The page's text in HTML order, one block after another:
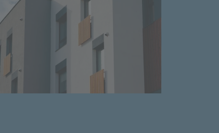
Gyorskötő beton kerti munkákhoz
Terasz felújítás lépésről-lépésre
9000